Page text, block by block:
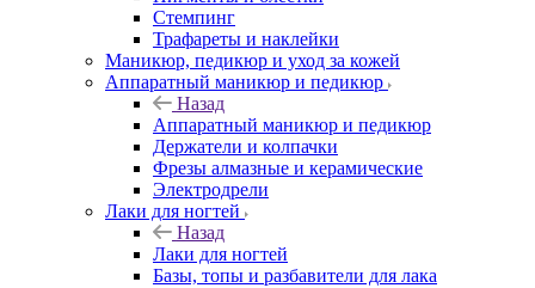
Стемпинг
Трафареты и наклейки
Маникюр, педикюр и уход за кожей
Аппаратный маникюр и педикюр
Назад
Аппаратный маникюр и педикюр
Держатели и колпачки
Фрезы алмазные и керамические
Электродрели
Лаки для ногтей
Назад
Лаки для ногтей
Базы, топы и разбавители для лака